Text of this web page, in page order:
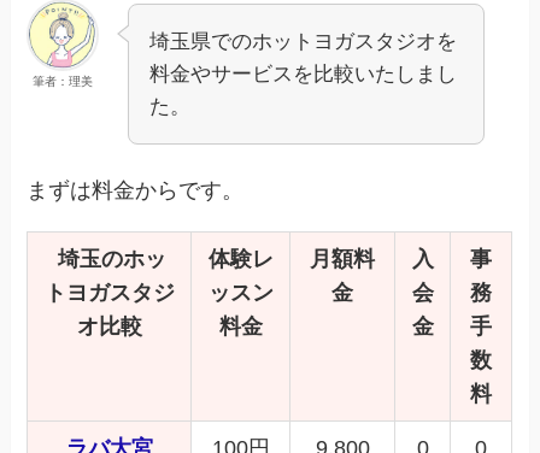
筆者：理美
埼玉県でのホットヨガスタジオを
料金やサービスを比較いたしまし
た。
まずは料金からです。
埼玉のホッ
トヨガスタジ
オ比較
体験レ
ッスン
料金
月額料
金
入
会
金
事
務
手
数
料